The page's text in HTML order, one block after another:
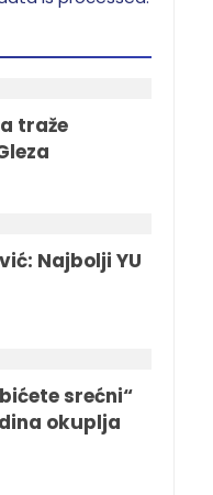
traže
Najbolji YU
srećni“
okuplja